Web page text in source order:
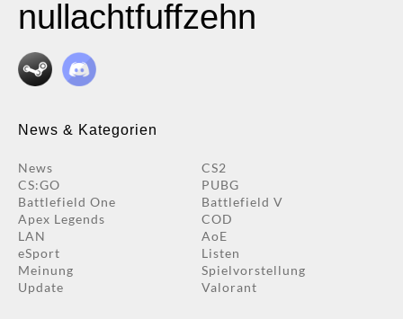
nullachtfuffzehn
News & Kategorien
News
CS2
CS:GO
PUBG
Battlefield One
Battlefield V
Apex Legends
COD
LAN
AoE
eSport
Listen
Meinung
Spielvorstellung
Update
Valorant